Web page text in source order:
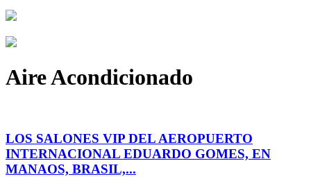
Aire Acondicionado
LOS SALONES VIP DEL AEROPUERTO
INTERNACIONAL EDUARDO GOMES, EN
MANAOS, BRASIL,...